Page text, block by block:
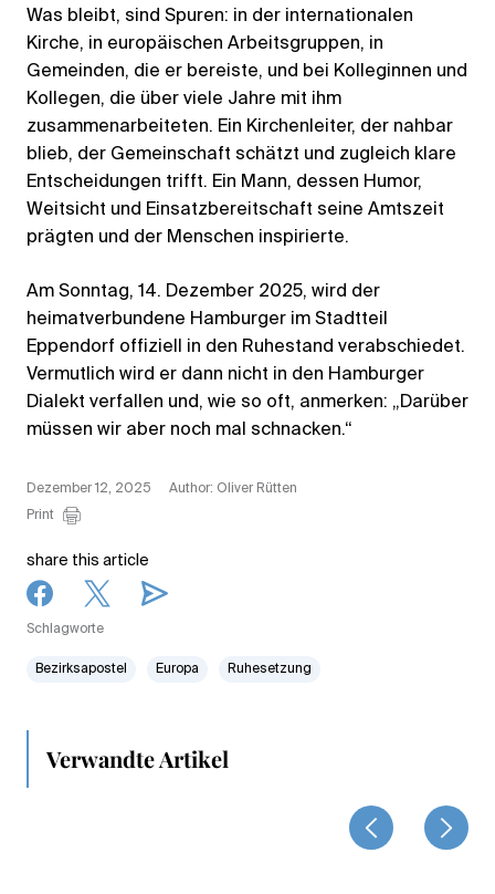
Was bleibt, sind Spuren: in der internationalen
Kirche, in europäischen Arbeitsgruppen, in
Gemeinden, die er bereiste, und bei Kolleginnen und
Kollegen, die über viele Jahre mit ihm
zusammenarbeiteten. Ein Kirchenleiter, der nahbar
blieb, der Gemeinschaft schätzt und zugleich klare
Entscheidungen trifft. Ein Mann, dessen Humor,
Weitsicht und Einsatzbereitschaft seine Amtszeit
prägten und der Menschen inspirierte.
Am Sonntag, 14. Dezember 2025, wird der
heimatverbundene Hamburger im Stadtteil
Eppendorf offiziell in den Ruhestand verabschiedet.
Vermutlich wird er dann nicht in den Hamburger
Dialekt verfallen und, wie so oft, anmerken: „Darüber
müssen wir aber noch mal schnacken.“
Dezember 12, 2025
Author: Oliver Rütten
Print
share this article
Schlagworte
Bezirksapostel Europa Ruhesetzung
Verwandte Artikel